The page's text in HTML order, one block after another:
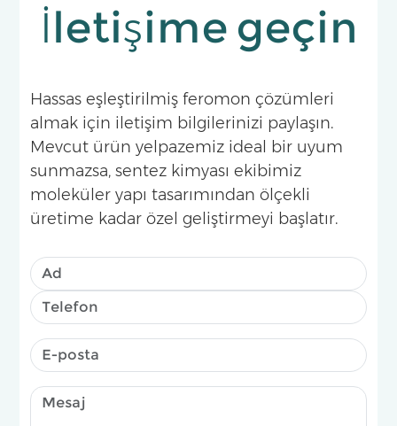
İletişime geçin
Hassas eşleştirilmiş feromon çözümleri
almak için iletişim bilgilerinizi paylaşın.
Mevcut ürün yelpazemiz ideal bir uyum
sunmazsa, sentez kimyası ekibimiz
moleküler yapı tasarımından ölçekli
üretime kadar özel geliştirmeyi başlatır.